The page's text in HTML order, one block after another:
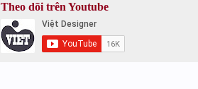
Theo dõi trên Youtube